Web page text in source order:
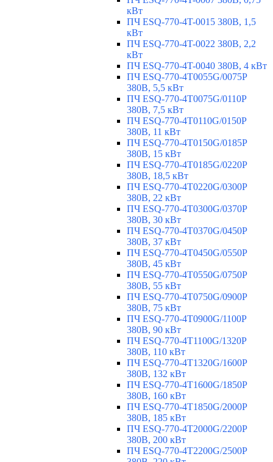
кВт
ПЧ ESQ-770-4T-0015 380В, 1,5
кВт
ПЧ ESQ-770-4T-0022 380В, 2,2
кВт
ПЧ ESQ-770-4T-0040 380В, 4 кВт
ПЧ ESQ-770-4T0055G/0075P
380В, 5,5 кВт
ПЧ ESQ-770-4T0075G/0110P
380В, 7,5 кВт
ПЧ ESQ-770-4T0110G/0150P
380В, 11 кВт
ПЧ ESQ-770-4T0150G/0185P
380В, 15 кВт
ПЧ ESQ-770-4T0185G/0220P
380В, 18,5 кВт
ПЧ ESQ-770-4T0220G/0300P
380В, 22 кВт
ПЧ ESQ-770-4T0300G/0370P
380В, 30 кВт
ПЧ ESQ-770-4T0370G/0450P
380В, 37 кВт
ПЧ ESQ-770-4T0450G/0550P
380В, 45 кВт
ПЧ ESQ-770-4T0550G/0750P
380В, 55 кВт
ПЧ ESQ-770-4T0750G/0900P
380В, 75 кВт
ПЧ ESQ-770-4T0900G/1100P
380В, 90 кВт
ПЧ ESQ-770-4T1100G/1320P
380В, 110 кВт
ПЧ ESQ-770-4T1320G/1600P
380В, 132 кВт
ПЧ ESQ-770-4T1600G/1850P
380В, 160 кВт
ПЧ ESQ-770-4T1850G/2000P
380В, 185 кВт
ПЧ ESQ-770-4T2000G/2200P
380В, 200 кВт
ПЧ ESQ-770-4T2200G/2500P